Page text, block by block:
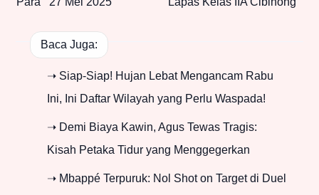
Baca Juga:
➝ Siap-Siap! Hujan Lebat Mengancam Rabu
Ini, Ini Daftar Wilayah yang Perlu Waspada!
➝ Demi Biaya Kawin, Agus Tewas Tragis:
Kisah Petaka Tidur yang Menggegerkan
➝ Mbappé Terpuruk: Nol Shot on Target di Duel